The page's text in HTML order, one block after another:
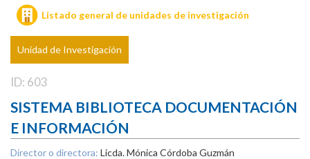
Listado general de unidades de investigación
Unidad de Investigación
ID: 603
SISTEMA BIBLIOTECA DOCUMENTACIÓN
E INFORMACIÓN
Director o directora: Licda. Mónica Córdoba Guzmán